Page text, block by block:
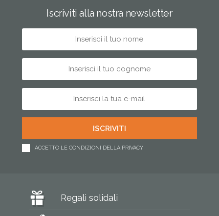
Iscriviti alla nostra newsletter
ACCETTO LE CONDIZIONI DELLA PRIVACY
Regali solidali